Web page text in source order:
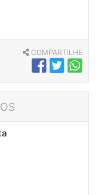
COMPARTILHE